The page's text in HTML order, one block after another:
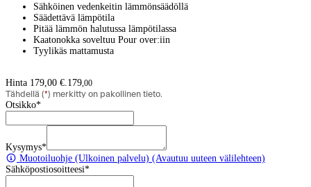
Sähköinen vedenkeitin lämmönsäädöllä
Säädettävä lämpötila
Pitää lämmön halutussa lämpötilassa
Kaatonokka soveltuu Pour over:iin
Tyylikäs mattamusta
Hinta 179,00 €. 179,00
Tähdellä (*) merkitty on pakollinen tieto.
Otsikko*
Kysymys*
Muotoiluohje (Ulkoinen palvelu) (Avautuu uuteen välilehteen)
Sähköpostiosoitteesi*